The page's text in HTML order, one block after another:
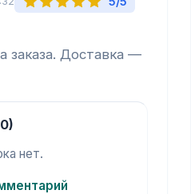
заказа. Доставка —
нет.